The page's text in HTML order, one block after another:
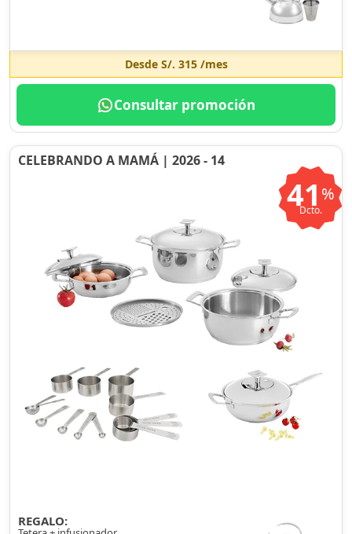
Desde S/. 315/mes
Consultar promoción
CELEBRANDO A MAMÁ | 2026 - 14
41 %
Dcto.
REGALO: